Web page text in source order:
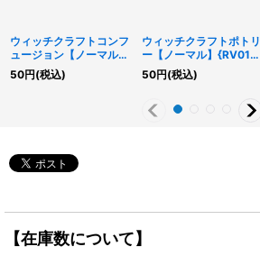
ウィッチクラフトコンフ
ュージョン【ノーマル】
{RV01-JP041}《魔法》
50円(税込)
ウィッチクラフトポトリ
ー【ノーマル】{RV01-
JP035}《モンスター》
50円(税込)
【在庫数について】